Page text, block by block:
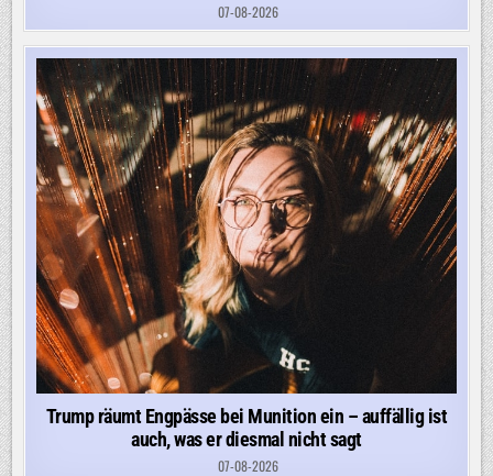
07-08-2026
Trump räumt Engpässe bei Munition ein – auffällig ist
auch, was er diesmal nicht sagt
07-08-2026